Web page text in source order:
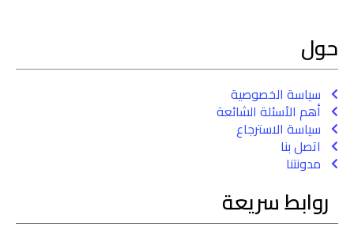
حول
سياسة الخصوصية
أهم الأسئلة الشائعة
سياسة الاسترجاع
اتصل بنا
مدونتنا
روابط سريعة